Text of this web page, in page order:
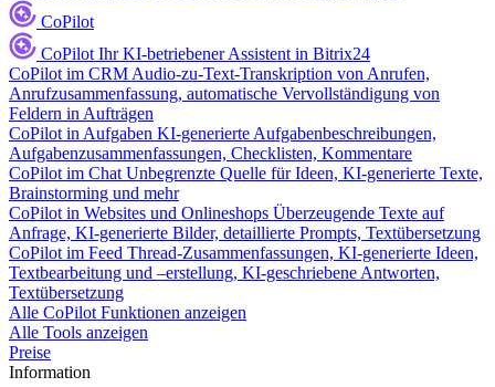
CoPilot
CoPilot Ihr KI-betriebener Assistent in Bitrix24
CoPilot im CRM Audio-zu-Text-Transkription von Anrufen,
Anrufzusammenfassung, automatische Vervollständigung von
Feldern in Aufträgen
CoPilot in Aufgaben KI-generierte Aufgabenbeschreibungen,
Aufgabenzusammenfassungen, Checklisten, Kommentare
CoPilot im Chat Unbegrenzte Quelle für Ideen, KI-generierte Texte,
Brainstorming und mehr
CoPilot in Websites und Onlineshops Überzeugende Texte auf
Anfrage, KI-generierte Bilder, detaillierte Prompts, Textübersetzung
CoPilot im Feed Thread-Zusammenfassungen, KI-generierte Ideen,
Textbearbeitung und –erstellung, KI-geschriebene Antworten,
Textübersetzung
Alle CoPilot Funktionen anzeigen
Alle Tools anzeigen
Preise
Information